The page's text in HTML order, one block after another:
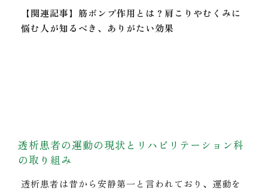
【関連記事】筋ポンプ作用とは？肩こりやむくみに
悩む人が知るべき、ありがたい効果
透析患者の運動の現状とリハビリテーション科
の取り組み
透析患者は昔から安静第一と言われており、運動を